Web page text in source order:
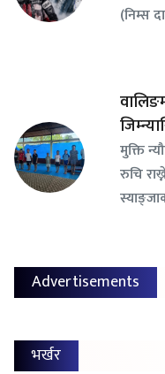
(निम्स
​मुक्ति
रुचि
Advertisements
भर्खर